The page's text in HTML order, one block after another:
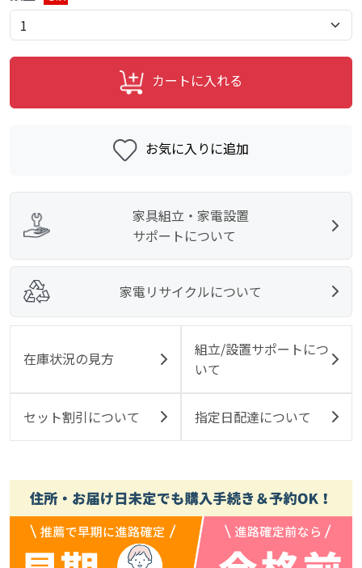
カートに入れる
お気に入りに追加
家具組立・家電設置
サポートについて
家電リサイクルについて
在庫状況の見方
組立/設置サポートにつ
いて
セット割引について 指定日配達について